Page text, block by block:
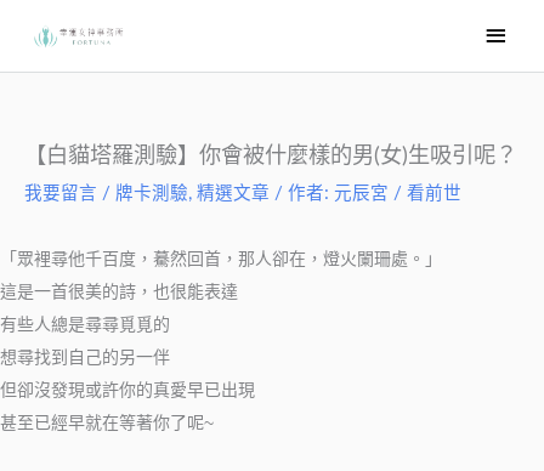
要
單
【白貓塔羅測驗】你會被什麼樣的男(女)生吸引呢？
我要留言 / 牌卡測驗, 精選文章 / 作者: 元辰宮 / 看前世
「眾裡尋他千百度，驀然回首，那人卻在，燈火闌珊處。」
這是一首很美的詩，也很能表達
有些人總是尋尋覓覓的
想尋找到自己的另一伴
但卻沒發現或許你的真愛早已出現
甚至已經早就在等著你了呢~